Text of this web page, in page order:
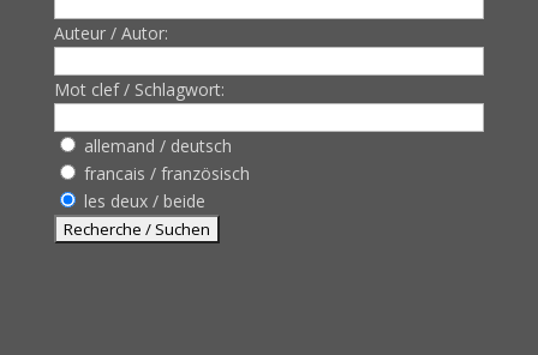
Auteur / Autor:
Mot clef / Schlagwort:
allemand / deutsch
francais / französisch
les deux / beide